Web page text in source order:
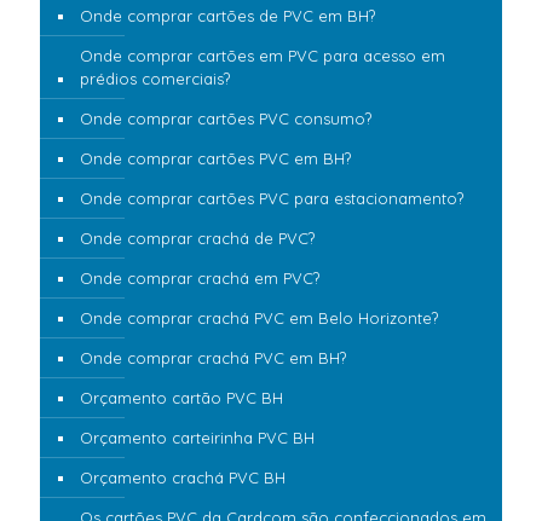
Onde comprar cartões de PVC em BH?
Onde comprar cartões em PVC para acesso em
prédios comerciais?
Onde comprar cartões PVC consumo?
Onde comprar cartões PVC em BH?
Onde comprar cartões PVC para estacionamento?
Onde comprar crachá de PVC?
Onde comprar crachá em PVC?
Onde comprar crachá PVC em Belo Horizonte?
Onde comprar crachá PVC em BH?
Orçamento cartão PVC BH
Orçamento carteirinha PVC BH
Orçamento crachá PVC BH